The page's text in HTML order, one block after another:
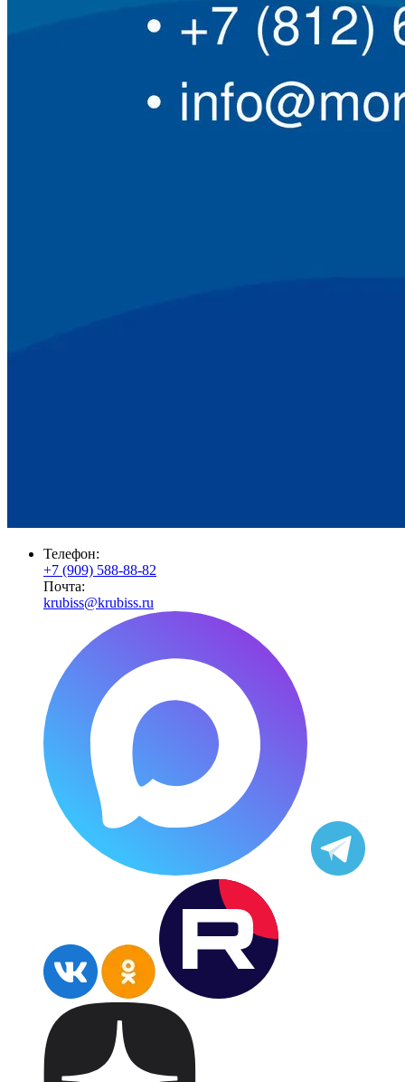
Телефон:
+7 (909) 588-88-82
Почта:
krubiss@krubiss.ru